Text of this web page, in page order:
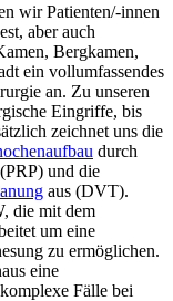
wir Patienten/-innen
aber auch
Bergkamen,
ein vollumfassendes
an. Zu unseren
Eingriffe, bis
zeichnet uns die
durch
und die
aus (DVT).
die mit dem
um eine
zu ermöglichen.
eine
Fälle bei